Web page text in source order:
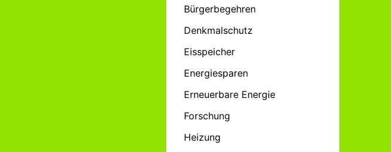
Bürgerbegehren
Denkmalschutz
Eisspeicher
Energiesparen
Erneuerbare Energie
Forschung
Heizung